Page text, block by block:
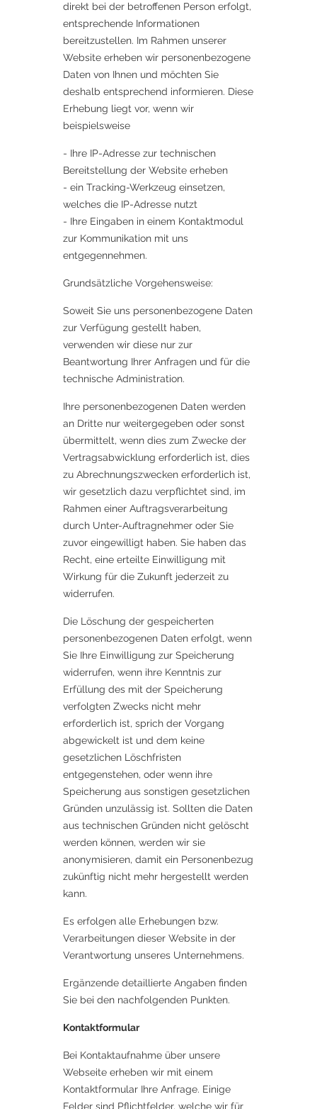
direkt bei der betroffenen Person erfolgt,
entsprechende Informationen
bereitzustellen. Im Rahmen unserer
Website erheben wir personenbezogene
Daten von Ihnen und möchten Sie
deshalb entsprechend informieren. Diese
Erhebung liegt vor, wenn wir
beispielsweise
- Ihre IP-Adresse zur technischen
Bereitstellung der Website erheben
- ein Tracking-Werkzeug einsetzen,
welches die IP-Adresse nutzt
- Ihre Eingaben in einem Kontaktmodul
zur Kommunikation mit uns
entgegennehmen.
Grundsätzliche Vorgehensweise:
Soweit Sie uns personenbezogene Daten
zur Verfügung gestellt haben,
verwenden wir diese nur zur
Beantwortung Ihrer Anfragen und für die
technische Administration.
Ihre personenbezogenen Daten werden
an Dritte nur weitergegeben oder sonst
übermittelt, wenn dies zum Zwecke der
Vertragsabwicklung erforderlich ist, dies
zu Abrechnungszwecken erforderlich ist,
wir gesetzlich dazu verpflichtet sind, im
Rahmen einer Auftragsverarbeitung
durch Unter-Auftragnehmer oder Sie
zuvor eingewilligt haben. Sie haben das
Recht, eine erteilte Einwilligung mit
Wirkung für die Zukunft jederzeit zu
widerrufen.
Die Löschung der gespeicherten
personenbezogenen Daten erfolgt, wenn
Sie Ihre Einwilligung zur Speicherung
widerrufen, wenn ihre Kenntnis zur
Erfüllung des mit der Speicherung
verfolgten Zwecks nicht mehr
erforderlich ist, sprich der Vorgang
abgewickelt ist und dem keine
gesetzlichen Löschfristen
entgegenstehen, oder wenn ihre
Speicherung aus sonstigen gesetzlichen
Gründen unzulässig ist. Sollten die Daten
aus technischen Gründen nicht gelöscht
werden können, werden wir sie
anonymisieren, damit ein Personenbezug
zukünftig nicht mehr hergestellt werden
kann.
Es erfolgen alle Erhebungen bzw.
Verarbeitungen dieser Website in der
Verantwortung unseres Unternehmens.
Ergänzende detaillierte Angaben finden
Sie bei den nachfolgenden Punkten.
Kontaktformular
Bei Kontaktaufnahme über unsere
Webseite erheben wir mit einem
Kontaktformular Ihre Anfrage. Einige
Felder sind Pflichtfelder, welche wir für